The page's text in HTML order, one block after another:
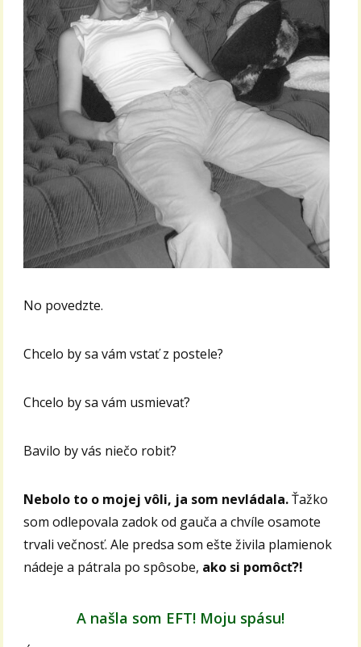
No povedzte.
Chcelo by sa vám vstať z postele?
Chcelo by sa vám usmievať?
Bavilo by vás niečo robiť?
Nebolo to o mojej vôli, ja som nevládala.Ťažko
som odlepovala zadok od gauča a chvíle osamote
trvali večnosť. Ale predsa som ešte živila plamienok
nádeje a pátrala po spôsobe, ako si pomôcť?!
A našla som EFT! Moju spásu!